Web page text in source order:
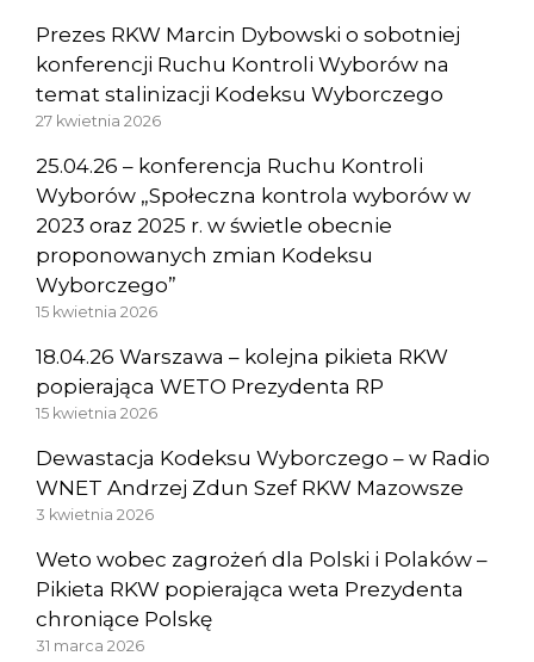
Prezes RKW Marcin Dybowski o sobotniej
konferencji Ruchu Kontroli Wyborów na
temat stalinizacji Kodeksu Wyborczego
27 kwietnia 2026
25.04.26 – konferencja Ruchu Kontroli
Wyborów „Społeczna kontrola wyborów w
2023 oraz 2025 r. w świetle obecnie
proponowanych zmian Kodeksu
Wyborczego”
15 kwietnia 2026
18.04.26 Warszawa – kolejna pikieta RKW
popierająca WETO Prezydenta RP
15 kwietnia 2026
Dewastacja Kodeksu Wyborczego – w Radio
WNET Andrzej Zdun Szef RKW Mazowsze
3 kwietnia 2026
Weto wobec zagrożeń dla Polski i Polaków –
Pikieta RKW popierająca weta Prezydenta
chroniące Polskę
31 marca 2026